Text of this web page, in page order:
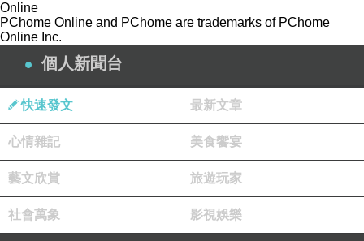
更深一層說，這種語言會慢慢塑造人的感知方式。當一個
小朋友從小聽到「唔好望」、「唔好掂」、「唔好行
近」，他學到了一種看待弱者的角度。他會在未理解對方
之前，先把對方歸入危險、不祥、麻煩的一類。久而久
之，排斥不再需要理由，因為它已經變成直覺。
這正是文化最可怕的地方。制度上的歧視可以被法律挑
時，未必意識到自己在傷害別人。他們可能只是重複上一
Online
PChome Online and PChome are trademarks of PChome
Online Inc.
個人新聞台
快速發文 最新文章
心情雜記 美食饗宴
藝文欣賞 旅遊玩家
社會萬象 影視娛樂